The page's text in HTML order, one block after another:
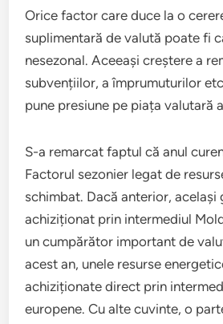
Orice factor care duce la o
suplimentară de valută poate fi
nesezonal. Aceeași creștere a
subvențiilor, a împrumuturilor
pune presiune pe piața valutară
S-a remarcat faptul că anul
Factorul sezonier legat de
schimbat. Dacă anterior, același
achiziționat prin intermediul
un cumpărător important de
acest an, unele resurse
achiziționate direct prin
europene. Cu alte cuvinte, o